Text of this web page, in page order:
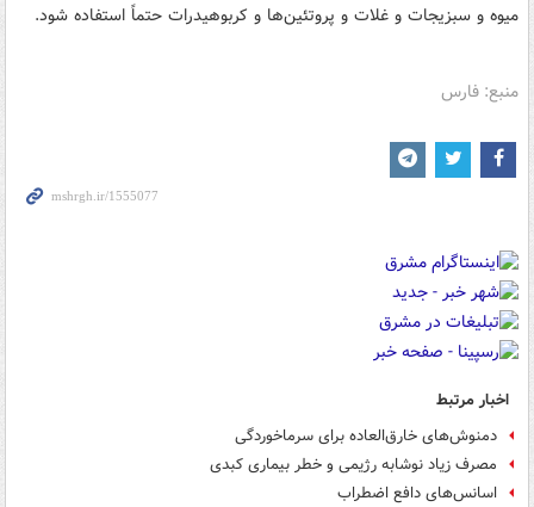
میوه و سبزیجات و غلات و پروتئین‌ها و کربوهیدرات حتماً استفاده شود.
منبع: فارس
اخبار مرتبط
دمنوش‌های خارق‌العاده برای سرماخوردگی
مصرف زیاد نوشابه رژیمی و خطر بیماری کبدی
اسانس‌های دافع اضطراب